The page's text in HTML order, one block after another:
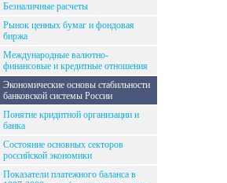
Безналичные расчеты
Рынок ценных бумаг и фондовая
биржа
Международные валютно-
финансовые и кредитные отношения
Экономические основы стабильности
банковской системы России
Понятие кридитной организации и
банка
Состояние основных секторов
российской экономики
Показатели платежного баланса в